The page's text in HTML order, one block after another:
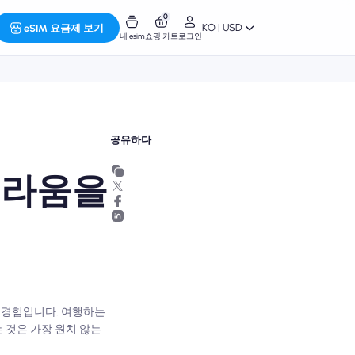
eSIM 요금제 보기
내 esim
0
쇼핑 카트로그인
KO | USD
움을
험입니다. 여행하는
것은 가장 원치 않는
공유하다